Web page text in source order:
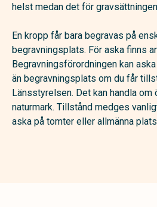
helst medan det för
En kropp får bara begravas på
begravningsplats. För aska finns
Begravningsförordningen kan
än begravningsplats om du får
Länsstyrelsen. Det kan handla om
naturmark. Tillstånd medges
aska på tomter eller allmänna